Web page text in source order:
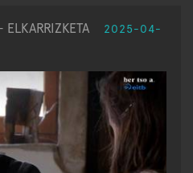
ELKARRIZKETA
2025-04-